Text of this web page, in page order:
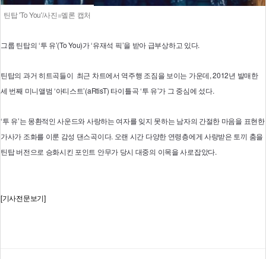
틴탑 'To You'/사진=멜론 캡처
그룹 틴탑의 ‘투 유’(To You)가 ‘유재석 픽’을 받아 급부상하고 있다.
틴탑의 과거 히트곡들이 최근 차트에서 역주행 조짐을 보이는 가운데, 2012년 발매한
세 번째 미니앨범 ‘아티스트’(aRtisT) 타이틀곡 ‘투 유’가 그 중심에 섰다.
‘투 유’는 몽환적인 사운드와 사랑하는 여자를 잊지 못하는 남자의 간절한 마음을 표현한
가사가 조화를 이룬 감성 댄스곡이다. 오랜 시간 다양한 연령층에게 사랑받은 토끼 춤을
틴탑 버전으로 승화시킨 포인트 안무가 당시 대중의 이목을 사로잡았다.
[기사전문보기]